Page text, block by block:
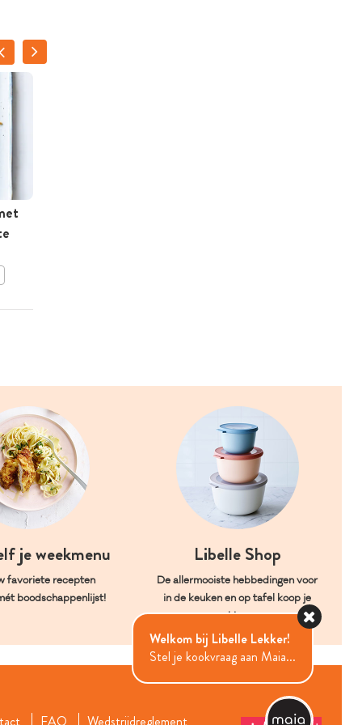
je weekmenu
favoriete recepten
boodschappenlijst!
Libelle Shop
De allermooiste hebbedingen voor
in de keuken en op tafel koop je
hier.
FAQ Wedstrijdreglement
Welkom bij Libelle Lekker!
Stel je kookvraag aan Maia...